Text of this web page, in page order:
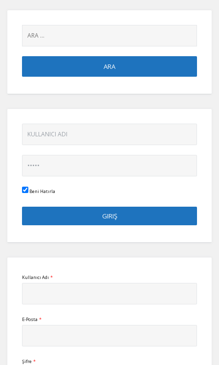
Beni Hatırla
Kullanıcı Adı *
E-Posta *
Şifre *